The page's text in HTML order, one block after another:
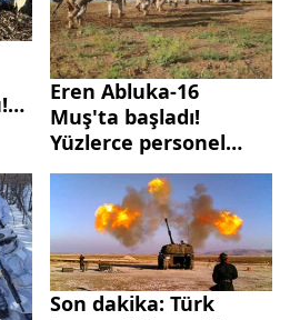
Eren Abluka-16
Muş'ta başladı!
Yüzlerce personel
görevde | İşte
sahadan ilk
görüntüler
Son dakika: Türk